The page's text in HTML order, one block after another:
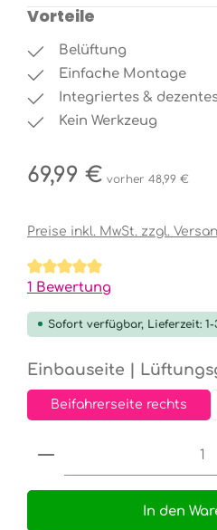
Vorteile
Belüftung
Einfache Montage
Integriertes &
Kein Werkzeug
Regulärer Preis:
69,99 € vorher 48,99 €
Preise inkl. MwSt. zzgl.
Durchschnittliche
1 Bewertung
Sofort verfügbar, Lieferzeit: 1-
Einbauseite |
Beifahrerseite rechts
Produkt Anzahl: Gib
In den